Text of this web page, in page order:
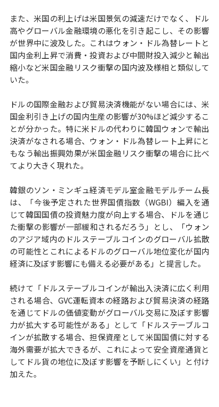
また、米国の利上げは米国景気の減速だけでなく、ドル
高やグローバル金融環境の悪化を引き起こし、その影響
が世界中に波及した。これはウォン・ドル為替レートと
国内金利上昇で消費・投資および中間財投入減少と輸出
縮小など米国金融リスク衝撃の国内波及様相と類似して
いた。
ドルの国際金融および貿易決済機能がない場合には、米
国金利引き上げの国内生産の影響が30%ほど減少するこ
とが分かった。特に米ドルの代わりに韓国ウォンで輸出
決済がなされる場合、ウォン・ドル為替レート上昇にと
もなう輸出振興効果が米国金融リスク衝撃の場合に比べ
てより大きく現れた。
韓銀のソン・ミンギュ経済モデル室金融モデルチーム長
は、「今後予定された世界国債指数（WGBI）編入を通
じて韓国国債の投資魅力度が向上する場合、ドルを通じ
た衝撃の影響が一部緩和されるだろう」とし、「ウォン
のアジア域内のドルステーブルコインのグローバル拡散
の可能性とこれによるドルのグローバル地位変化が国内
経済に及ぼす影響にも備える必要がある」と提言した。
続けて「ドルステーブルコインが輸出入決済に広く利用
される場合、GVC運転資本の経路および貿易決済の経路
を通じてドルの価値変動がグローバル交易に及ぼす影響
力が拡大する可能性がある」として「ドルステーブルコ
インが拡散する場合、担保資産として米国国債に対する
海外需要が拡大できるが、これによって安全資産通貨と
してドル貨の地位に及ぼす影響を予断しにくい」と付け
加えた。